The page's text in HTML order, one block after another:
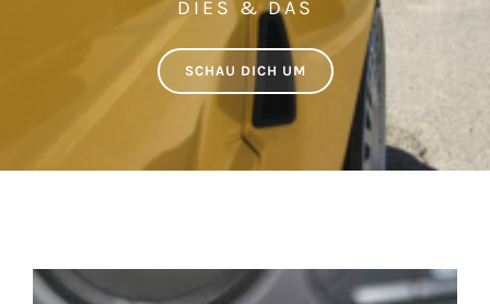
DIES & DAS
SCHAU DICH UM